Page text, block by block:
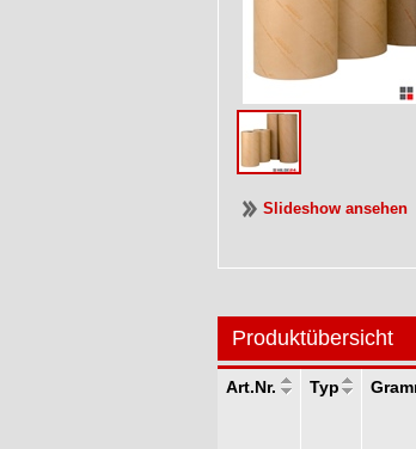
Slideshow ansehen
Produktübersicht
Art.Nr. Typ